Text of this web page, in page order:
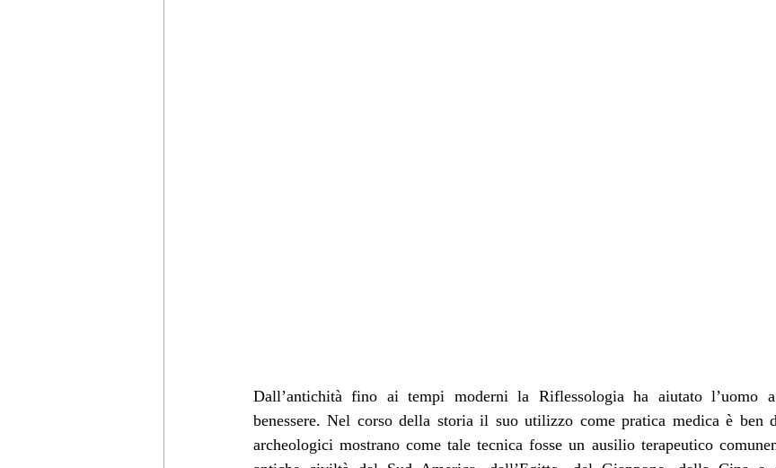
Dall’antichità fino ai tempi moderni la Riflessologia ha aiutato l’uomo
benessere. Nel corso della storia il suo utilizzo come pratica medica è ben
archeologici mostrano come tale tecnica fosse un ausilio terapeutico